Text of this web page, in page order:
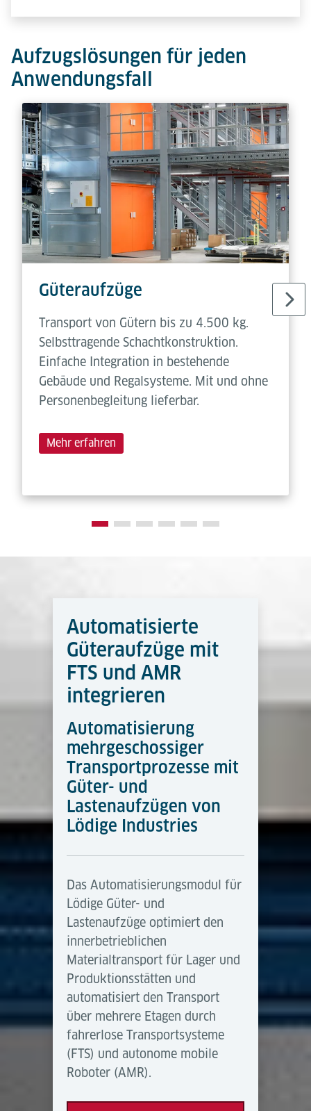
Aufzugslösungen für jeden
Anwendungsfall
Güteraufzüge
Transport von Gütern bis zu 4.500 kg.
Selbsttragende Schachtkonstruktion.
Einfache Integration in bestehende
Gebäude und Regalsysteme. Mit und ohne
Personenbegleitung lieferbar.
Mehr erfahren
Automatisierte
Güteraufzüge mit
FTS und AMR
integrieren
Automatisierung
mehrgeschossiger
Transportprozesse mit
Güter- und
Lastenaufzügen von
Lödige Industries
Das Automatisierungsmodul für
Lödige Güter- und
Lastenaufzüge optimiert den
innerbetrieblichen
Materialtransport für Lager und
Produktionsstätten und
automatisiert den Transport
über mehrere Etagen durch
fahrerlose Transportsysteme
(FTS) und autonome mobile
Roboter (AMR).